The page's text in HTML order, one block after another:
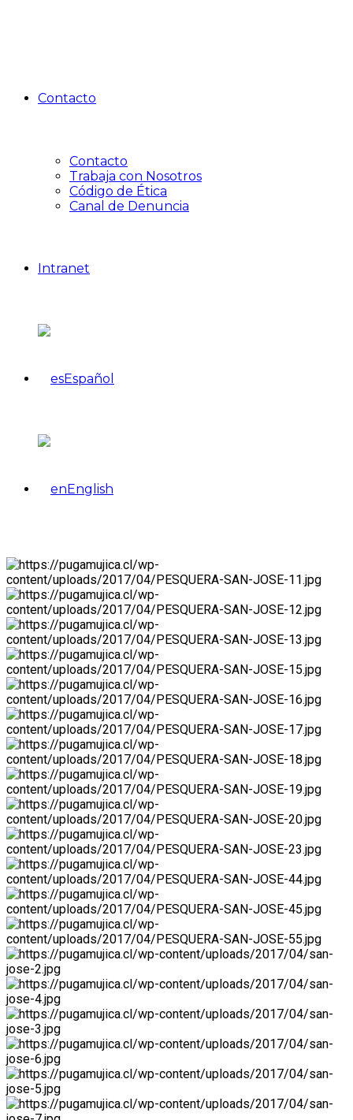
Contacto
Contacto
Trabaja con Nosotros
Código de Ética
Canal de Denuncia
Intranet
Español
English